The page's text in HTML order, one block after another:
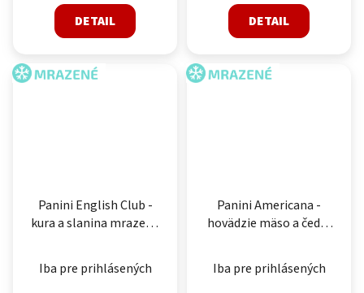
DETAIL DETAIL
MRAZENÉ
Panini English Club -
kura a slanina mrazené
Iba pre prihlásených
MRAZENÉ
Panini Americana -
hovädzie mäso a čedar
Iba pre prihlásených